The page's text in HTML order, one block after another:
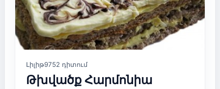
Լիլիթ9752 դիտում
Թխվածք Հարմոնիա